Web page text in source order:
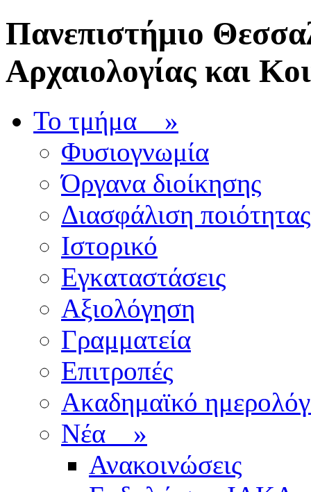
Πανεπιστήμιο
Αρχαιολογίας και
Το τμήμα »
Φυσιογνωμία
Όργανα διοίκησης
Διασφάλιση ποιότητας
Ιστορικό
Εγκαταστάσεις
Αξιολόγηση
Γραμματεία
Επιτροπές
Ακαδημαϊκό
Νέα »
Ανακοινώσεις